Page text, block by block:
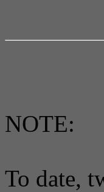
NOTE:
To date,